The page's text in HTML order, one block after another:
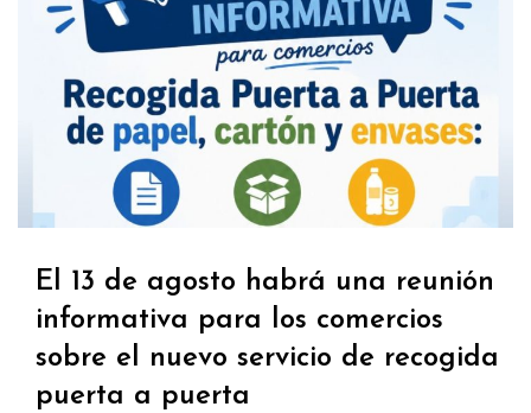
El 13 de agosto habrá una reunión
informativa para los comercios
sobre el nuevo servicio de recogida
puerta a puerta